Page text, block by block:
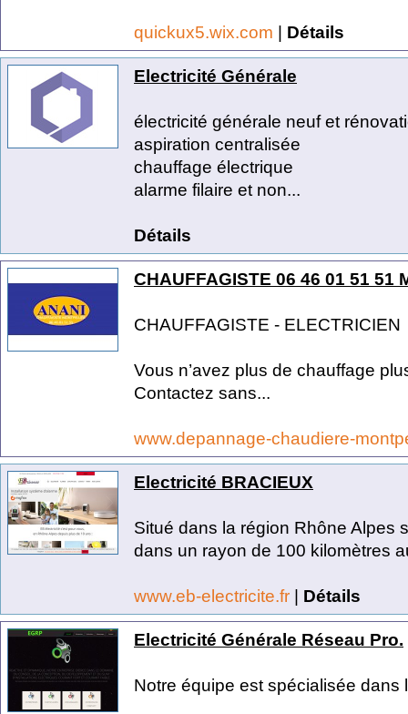
quickux5.wix.com | Détails
Electricité Générale
électricité générale neuf et
aspiration centralisée
chauffage électrique
alarme filaire et non...
Détails
CHAUFFAGISTE 06 46 01 51 51
CHAUFFAGISTE - ELECTRICIEN
Vous n’avez plus de chauffage
Contactez sans...
www.depannage-chaudiere-
Electricité BRACIEUX
Situé dans la région Rhône Alpes
dans un rayon de 100 kilomètres
www.eb-electricite.fr | Détails
Electricité Générale Réseau Pro.
Notre équipe est spécialisée dans